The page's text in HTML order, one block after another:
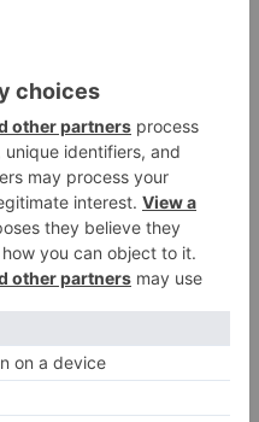
con el mensaje
global
responsabilidad
+ VISTO